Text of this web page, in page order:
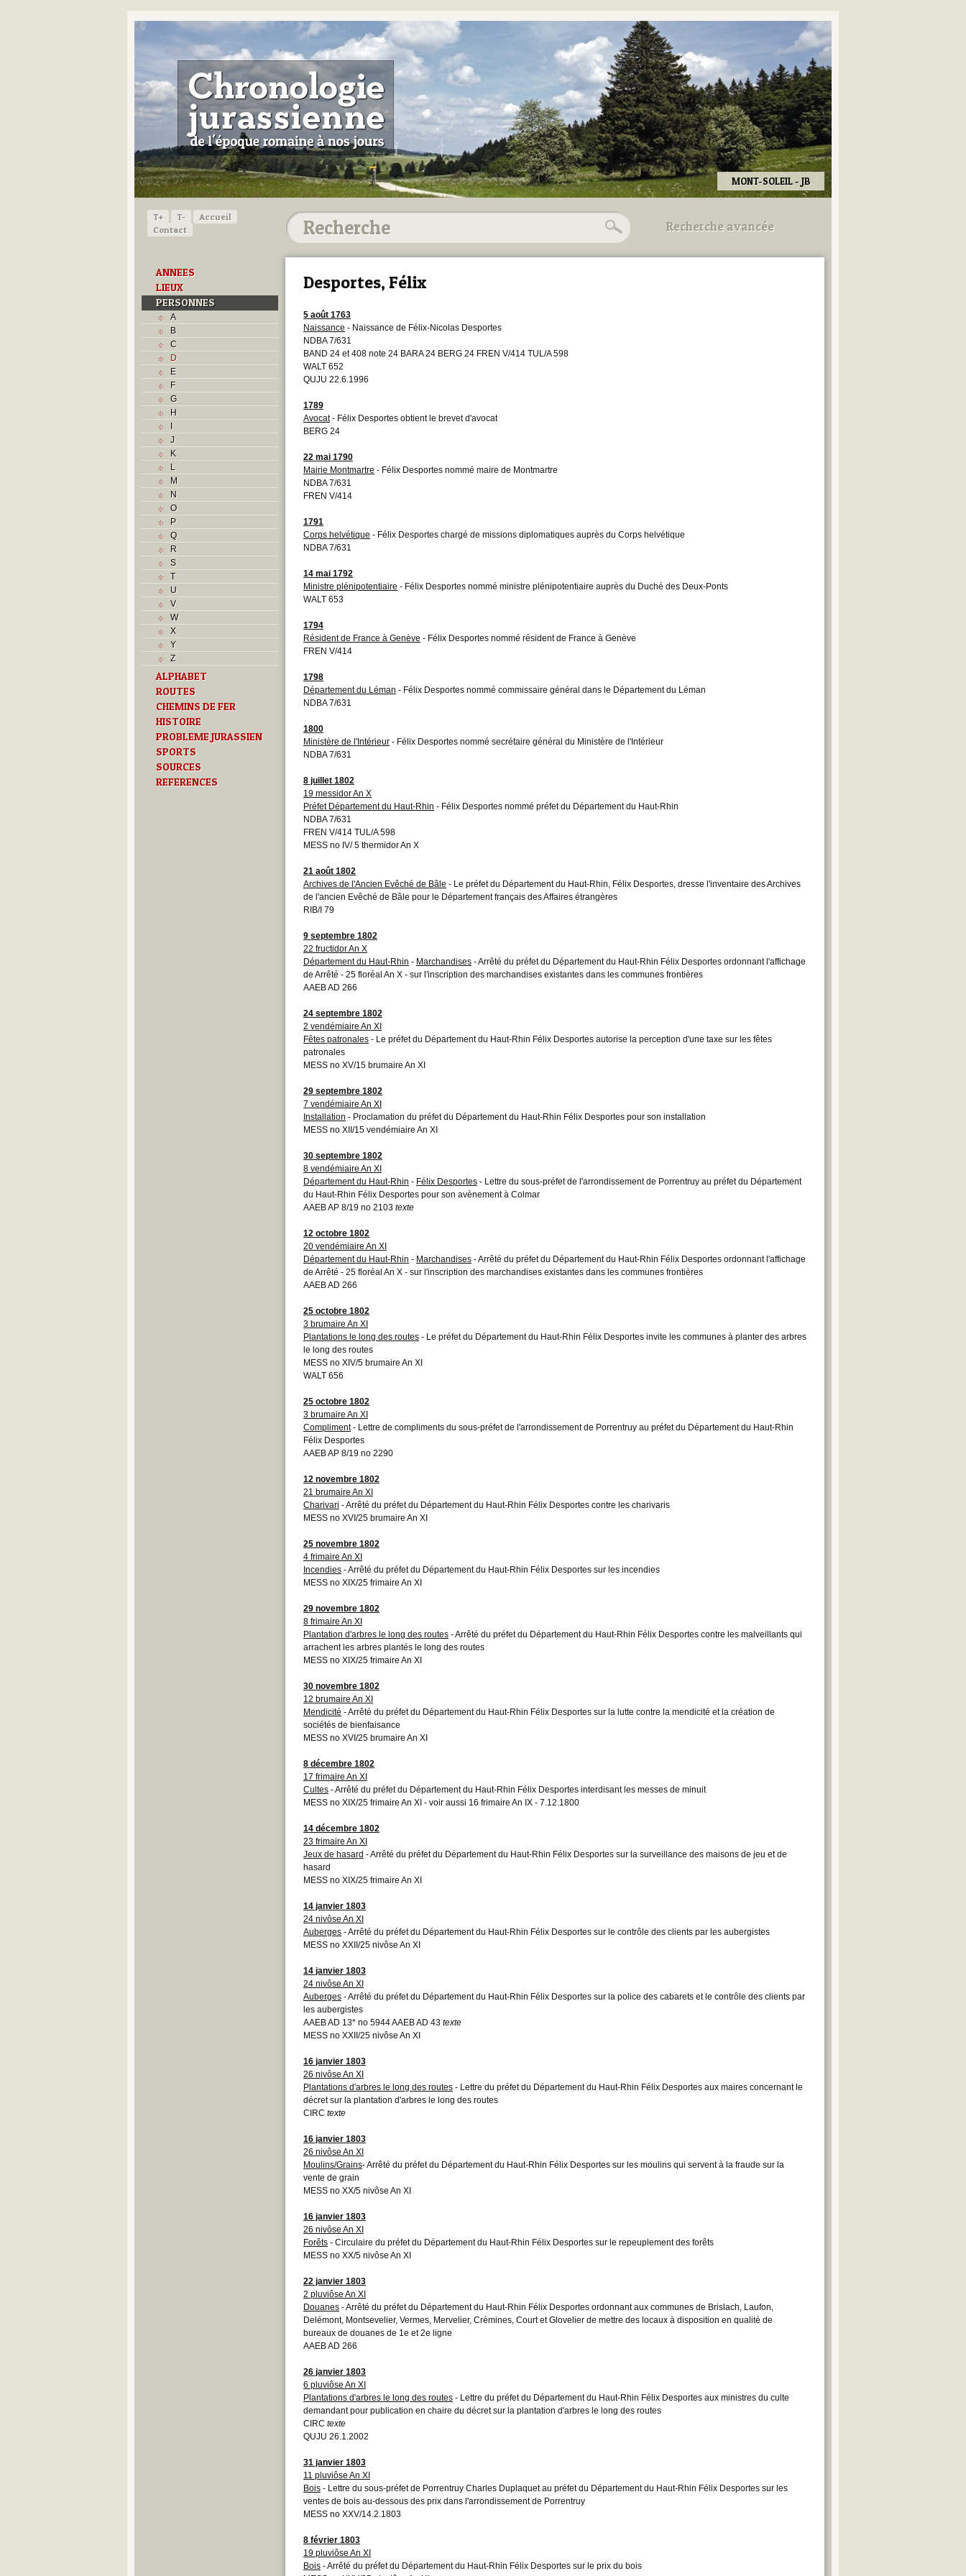
MONT-SOLEIL - JB
T+ T-
Accueil
Contact
ANNEES
LIEUX
PERSONNES
A
B
C
D
E
F
G
H
I
J
K
L
M
N
O
P
Q
R
S
T
U
V
W
X
Y
Z
ALPHABET
ROUTES
CHEMINS DE FER
HISTOIRE
PROBLEME JURASSIEN
SPORTS
SOURCES
REFERENCES
Recherche avancée
Utilisez les champs ci-dessous
Desportes, Félix
5 août 1763
Naissance - Naissance de Félix-Nicolas Desportes
NDBA 7/631
BAND 24 et 408 note 24 BARA 24 BERG 24 FREN V/414 TUL/A 598
WALT 652
QUJU 22.6.1996
1789
Avocat- Félix Desportes obtient le brevet d'avocat
BERG 24
22 mai 1790
Mairie Montmartre - Félix Desportes nommé maire de Montmartre
NDBA 7/631
FREN V/414
1791
Corps helvétique - Félix Desportes chargé de missions diplomatiques auprès du Corps helvétique
NDBA 7/631
14 mai 1792
Ministre plénipotentiaire - Félix Desportes nommé ministre plénipotentiaire auprès du Duché des Deux-Ponts
WALT 653
1794
Résident de France à Genève - Félix Desportes nommé résident de France à Genève
FREN V/414
1798
Département du Léman - Félix Desportes nommé commissaire général dans le Département du Léman
NDBA 7/631
1800
Ministère de l'Intérieur - Félix Desportes nommé secrétaire général du Ministère de l'Intérieur
NDBA 7/631
8 juillet 1802
19 messidor An X
Préfet Département du Haut-Rhin - Félix Desportes nommé préfet du Département du Haut-Rhin
NDBA 7/631
FREN V/414 TUL/A 598
MESS no IV/ 5 thermidor An X
21 août 1802
Archives de l'Ancien Evêché de Bâle - Le préfet du Département du Haut-Rhin, Félix Desportes, dresse l'inventaire des Archives
de l'ancien Evêché de Bâle pour le Département français des Affaires étrangères
RIB/I 79
9 septembre 1802
22 fructidor An X
Département du Haut-Rhin - Marchandises - Arrêté du préfet du Département du Haut-Rhin Félix Desportes ordonnant l'affichage
de Arrêté - 25 floréal An X - sur l'inscription des marchandises existantes dans les communes frontières
AAEB AD 266
24 septembre 1802
2 vendémiaire An XI
Fêtes patronales - Le préfet du Département du Haut-Rhin Félix Desportes autorise la perception d'une taxe sur les fêtes
patronales
MESS no XV/15 brumaire An XI
29 septembre 1802
7 vendémiaire An XI
Installation - Proclamation du préfet du Département du Haut-Rhin Félix Desportes pour son installation
MESS no XII/15 vendémiaire An XI
30 septembre 1802
8 vendémiaire An XI
Département du Haut-Rhin - Félix Desportes - Lettre du sous-préfet de l'arrondissement de Porrentruy au préfet du Département
du Haut-Rhin Félix Desportes pour son avènement à Colmar
AAEB AP 8/19 no 2103 texte
12 octobre 1802
20 vendémiaire An XI
Département du Haut-Rhin - Marchandises - Arrêté du préfet du Département du Haut-Rhin Félix Desportes ordonnant l'affichage
de Arrêté - 25 floréal An X - sur l'inscription des marchandises existantes dans les communes frontières
AAEB AD 266
25 octobre 1802
3 brumaire An XI
Plantations le long des routes - Le préfet du Département du Haut-Rhin Félix Desportes invite les communes à planter des arbres
le long des routes
MESS no XIV/5 brumaire An XI
WALT 656
25 octobre 1802
3 brumaire An XI
Compliment- Lettre de compliments du sous-préfet de l'arrondissement de Porrentruy au préfet du Département du Haut-Rhin
Félix Desportes
AAEB AP 8/19 no 2290
12 novembre 1802
21 brumaire An XI
Charivari - Arrêté du préfet du Département du Haut-Rhin Félix Desportes contre les charivaris
MESS no XVI/25 brumaire An XI
25 novembre 1802
4 frimaire An XI
Incendies - Arrêté du préfet du Département du Haut-Rhin Félix Desportes sur les incendies
MESS no XIX/25 frimaire An XI
29 novembre 1802
8 frimaire An XI
Plantation d'arbres le long des routes - Arrêté du préfet du Département du Haut-Rhin Félix Desportes contre les malveillants qui
arrachent les arbres plantés le long des routes
MESS no XIX/25 frimaire An XI
30 novembre 1802
12 brumaire An XI
Mendicité - Arrêté du préfet du Département du Haut-Rhin Félix Desportes sur la lutte contre la mendicité et la création de
sociétés de bienfaisance
MESS no XVI/25 brumaire An XI
8 décembre 1802
17 frimaire An XI
Cultes - Arrêté du préfet du Département du Haut-Rhin Félix Desportes interdisant les messes de minuit
MESS no XIX/25 frimaire An XI - voir aussi 16 frimaire An IX - 7.12.1800
14 décembre 1802
23 frimaire An XI
Jeux de hasard - Arrêté du préfet du Département du Haut-Rhin Félix Desportes sur la surveillance des maisons de jeu et de
hasard
MESS no XIX/25 frimaire An XI
14 janvier 1803
24 nivôse An XI
Auberges - Arrêté du préfet du Département du Haut-Rhin Félix Desportes sur le contrôle des clients par les aubergistes
MESS no XXII/25 nivôse An XI
14 janvier 1803
24 nivôse An XI
Auberges - Arrêté du préfet du Département du Haut-Rhin Félix Desportes sur la police des cabarets et le contrôle des clients par
les aubergistes
AAEB AD 13* no 5944 AAEB AD 43 texte
MESS no XXII/25 nivôse An XI
16 janvier 1803
26 nivôse An XI
Plantations d'arbres le long des routes - Lettre du préfet du Département du Haut-Rhin Félix Desportes aux maires concernant le
décret sur la plantation d'arbres le long des routes
CIRC texte
16 janvier 1803
26 nivôse An XI
Moulins/Grains- Arrêté du préfet du Département du Haut-Rhin Félix Desportes sur les moulins qui servent à la fraude sur la
vente de grain
MESS no XX/5 nivôse An XI
16 janvier 1803
26 nivôse An XI
Forêts - Circulaire du préfet du Département du Haut-Rhin Félix Desportes sur le repeuplement des forêts
MESS no XX/5 nivôse An XI
22 janvier 1803
2 pluviôse An XI
Douanes - Arrêté du préfet du Département du Haut-Rhin Félix Desportes ordonnant aux communes de Brislach, Laufon,
Delémont, Montsevelier, Vermes, Mervelier, Crémines, Court et Glovelier de mettre des locaux à disposition en qualité de
bureaux de douanes de 1e et 2e ligne
AAEB AD 266
26 janvier 1803
6 pluviôse An XI
Plantations d'arbres le long des routes - Lettre du préfet du Département du Haut-Rhin Félix Desportes aux ministres du culte
demandant pour publication en chaire du décret sur la plantation d'arbres le long des routes
CIRC texte
QUJU 26.1.2002
31 janvier 1803
11 pluviôse An XI
Bois - Lettre du sous-préfet de Porrentruy Charles Duplaquet au préfet du Département du Haut-Rhin Félix Desportes sur les
ventes de bois au-dessous des prix dans l'arrondissement de Porrentruy
MESS no XXV/14.2.1803
8 février 1803
19 pluviôse An XI
Bois - Arrêté du préfet du Département du Haut-Rhin Félix Desportes sur le prix du bois